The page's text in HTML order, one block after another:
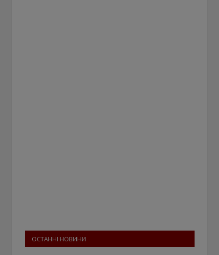
ОСТАННІ НОВИНИ